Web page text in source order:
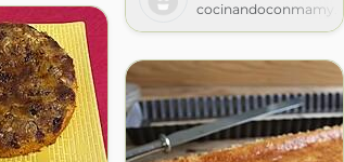
cocinandoconmamy.es